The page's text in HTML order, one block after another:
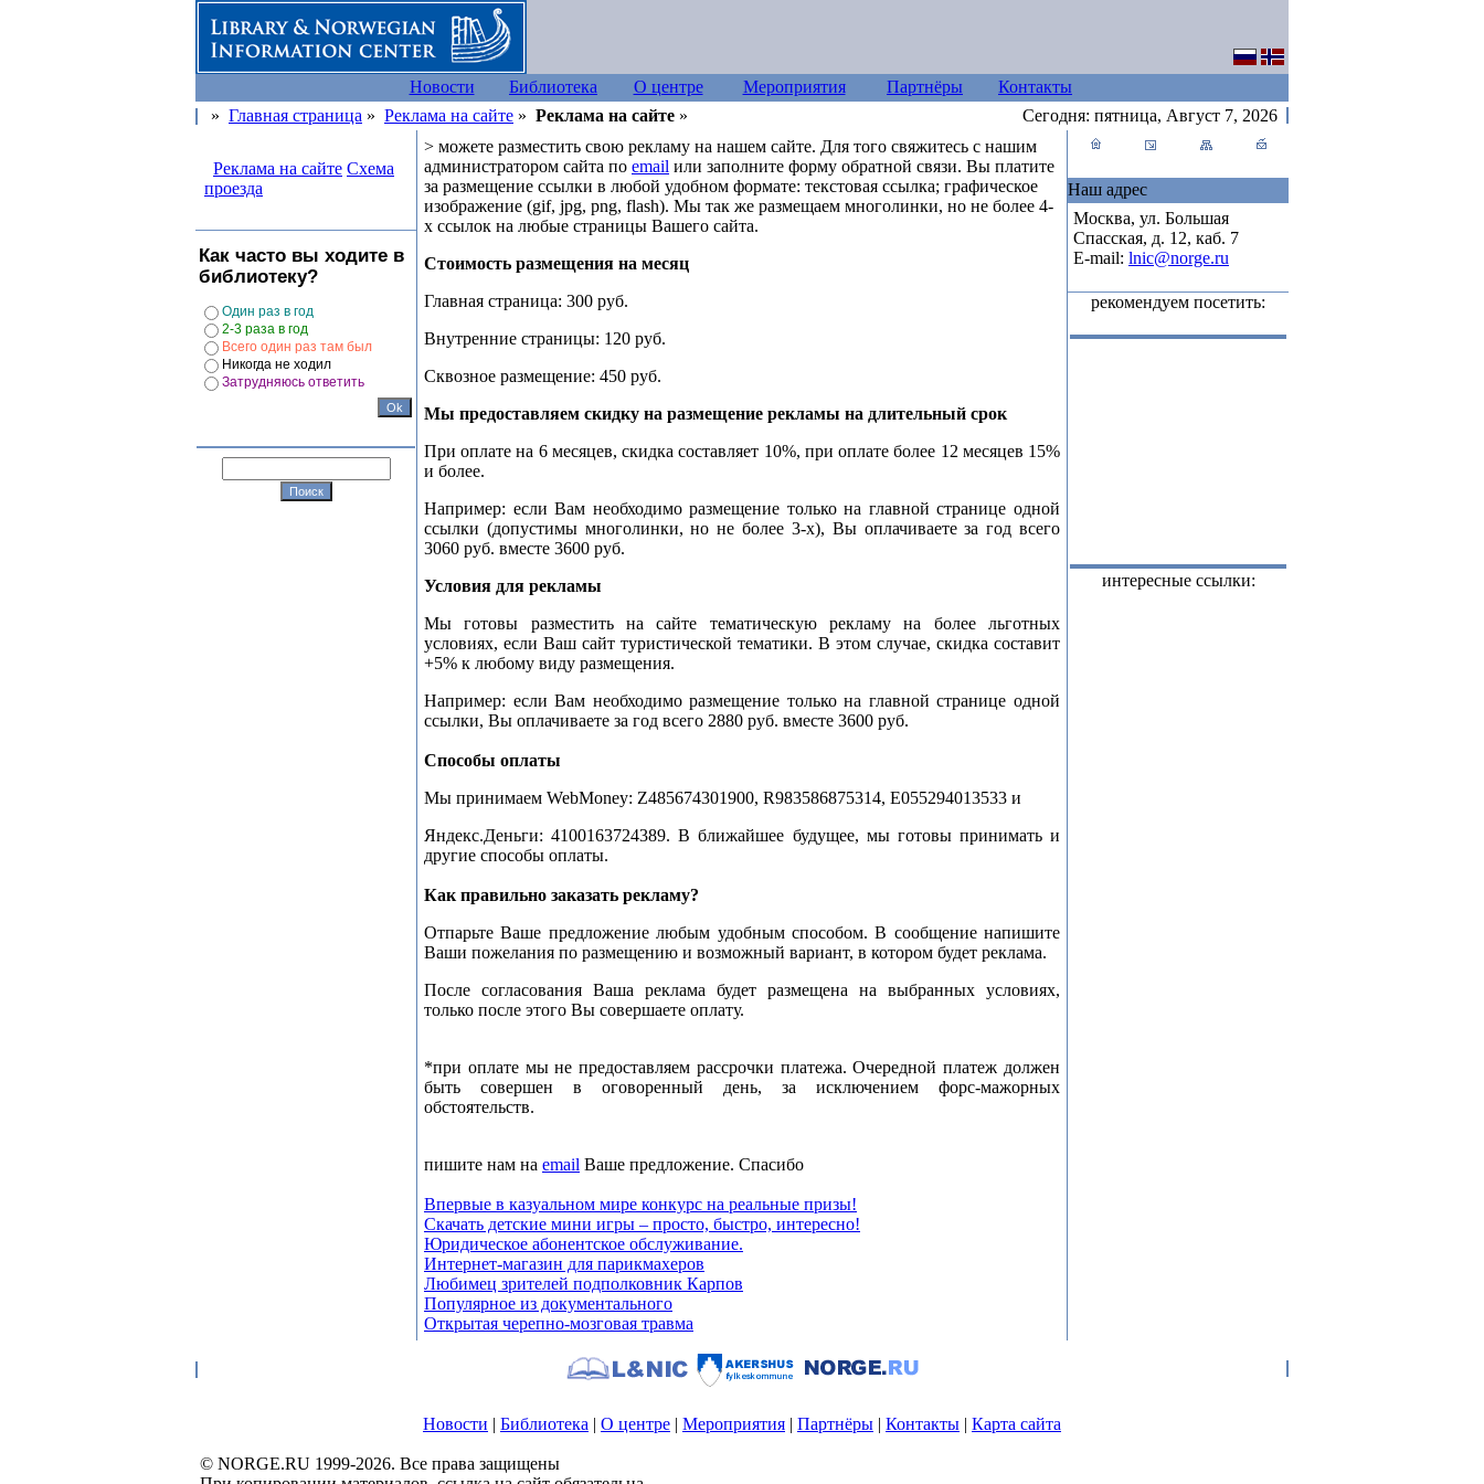
Новости Библиотека О центре Мероприятия Партнёры
Контакты
» Главная страница » Реклама на сайте » Реклама на сайте » Сегодня: пятница, Август 7, 2026
Реклама на сайте Схема
проезда
Как часто вы ходите в
библиотеку?
Один раз в год
2-3 раза в год
Всего один раз там был
Никогда не ходил
Затрудняюсь ответить
> можете разместить свою рекламу на нашем сайте. Для того свяжитесь с нашим
администратором сайта по email или заполните форму обратной связи. Вы платите
за размещение ссылки в любой удобном формате: текстовая ссылка; графическое
изображение (gif, jpg, png, flash). Мы так же размещаем многолинки, но не более 4-
х ссылок на любые страницы Вашего сайта.
Стоимость размещения на месяц
Главная страница: 300 руб.
Внутренние страницы: 120 руб.
Сквозное размещение: 450 руб.
Мы предоставляем скидку на размещение рекламы на длительный срок
При оплате на 6 месяцев, скидка составляет 10%, при оплате более 12 месяцев 15%
и более.
Например: если Вам необходимо размещение только на главной странице одной
ссылки (допустимы многолинки, но не более 3-х), Вы оплачиваете за год всего
3060 руб. вместе 3600 руб.
Условия для рекламы
Мы готовы разместить на сайте тематическую рекламу на более льготных
условиях, если Ваш сайт туристической тематики. В этом случае, скидка составит
+5% к любому виду размещения.
Например: если Вам необходимо размещение только на главной странице одной
ссылки, Вы оплачиваете за год всего 2880 руб. вместе 3600 руб.
Способы оплаты
Мы принимаем WebMoney: Z485674301900, R983586875314, E055294013533 и
Яндекс.Деньги: 4100163724389. В ближайшее будущее, мы готовы принимать и
другие способы оплаты.
Как правильно заказать рекламу?
Отпарьте Ваше предложение любым удобным способом. В сообщение напишите
Ваши пожелания по размещению и возможный вариант, в котором будет реклама.
После согласования Ваша реклама будет размещена на выбранных условиях,
только после этого Вы совершаете оплату.
*при оплате мы не предоставляем рассрочки платежа. Очередной платеж должен
быть совершен в оговоренный день, за исключением форс-мажорных
обстоятельств.
пишите нам на email Ваше предложение. Спасибо
Впервые в казуальном мире конкурс на реальные призы!
Скачать детские мини игры – просто, быстро, интересно!
Юридическое абонентское обслуживание.
Интернет-магазин для парикмахеров
Любимец зрителей подполковник Карпов
Популярное из документального
Открытая черепно-мозговая травма
Наш адрес
Москва, ул. Большая
Спасская, д. 12, каб. 7
E-mail: lnic@norge.ru
рекомендуем посетить:
интересные ссылки:
Новости | Библиотека | О центре | Мероприятия | Партнёры | Контакты | Карта сайта
© NORGE.RU 1999-2026. Все права защищены